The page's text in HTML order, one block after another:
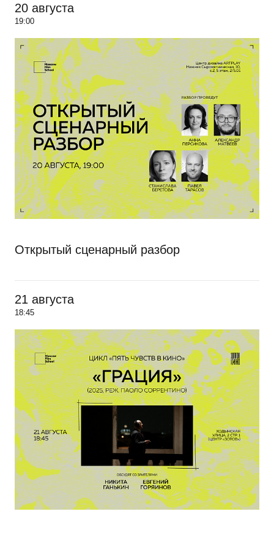
20 августа
19:00
Открытый сценарный разбор
21 августа
18:45